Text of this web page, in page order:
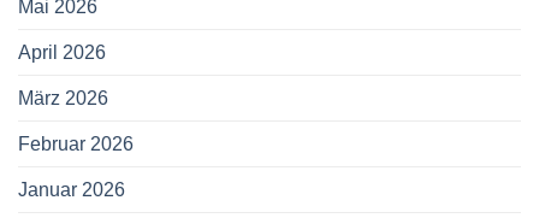
Mai 2026
April 2026
März 2026
Februar 2026
Januar 2026